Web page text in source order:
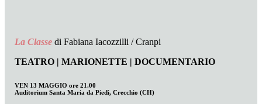
La Classe di Fabiana Iacozzilli / Cranpi
TEATRO | MARIONETTE | DOCUMENTARIO
VEN 13 MAGGIO ore 21.00
Auditorium Santa Maria da Piedi, Crecchio (CH)